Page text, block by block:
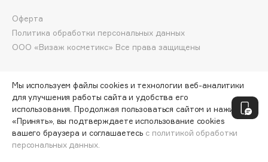
DP Daily Perfection
Dr. Vranjes Firenze
Dr.Jart+
DSD de Luxe
Dyson
ДОБАВИТЬ В КОРЗИНУ
ООО «Визаж косметикс» Все права защищены
Оферта
Политика обработки персональных данных
Мы используем файлы cookies и технологии веб-аналитики
для улучшения работы сайта и удобства его
использования. Продолжая пользоваться сайтом и нажимая
«Принять», вы подтверждаете использование cookies
вашего браузера и соглашаетесь с политикой обработки
персональных данных.